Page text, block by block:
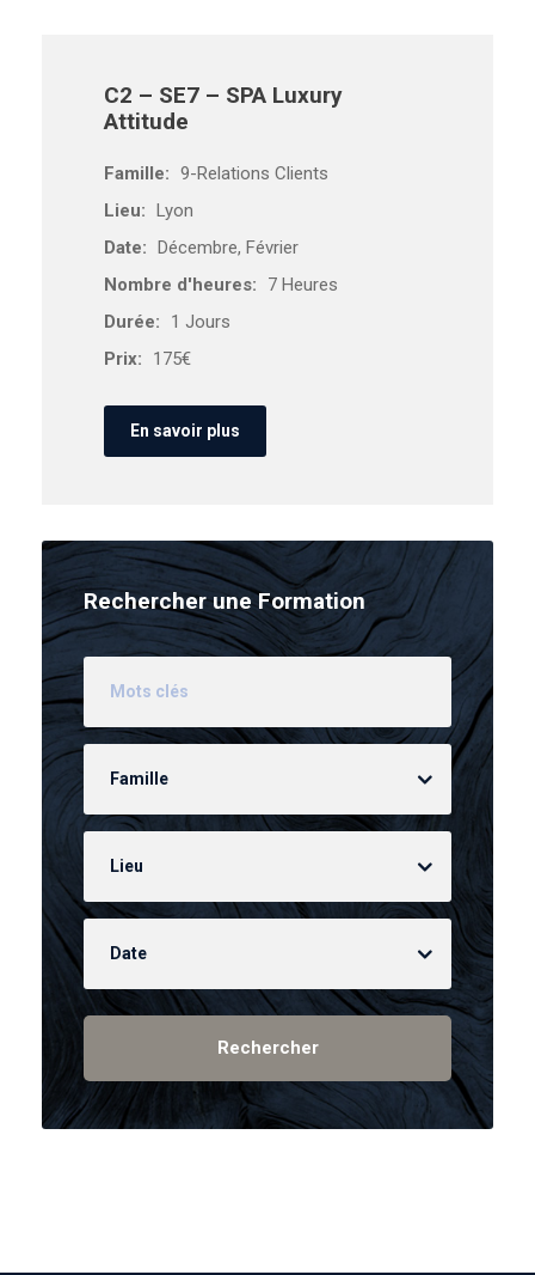
C2 – SE7 – SPA Luxury
Attitude
Famille: 9-Relations Clients
Lieu: Lyon
Date: Décembre, Février
Nombre d'heures:
7 Heures
Durée:
1 Jours
Prix:
175€
En savoir plus
Rechercher une Formation